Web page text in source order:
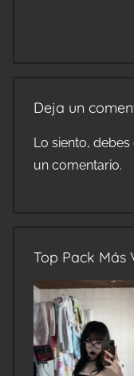
Deja un
Lo siento, debes
un comentario.
Top Pack Más